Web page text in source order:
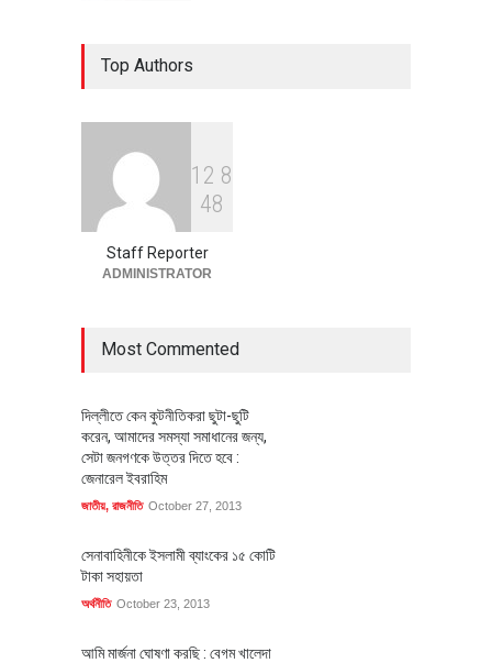
বৈশ্বিক প্রতিযোগিতা সক্ষমতা বাড়াতে
পোশাক শিল্পে নতুন উদ্যোগ
Top Authors
1 2 8
48
Staff Reporter
ADMINISTRATOR
Most Commented
দিল্লীতে কেন কুটনীতিকরা ছুটা-ছুটি
করেন, আমাদের সমস্যা সমাধানের জন্য,
সেটা জনগণকে উত্তর দিতে হবে :
জেনারেল ইবরাহিম
জাতীয়, রাজনীতি October 27, 2013
সেনাবাহিনীকে ইসলামী ব্যাংকের ১৫ কোটি
টাকা সহায়তা
অর্থনীতি October 23, 2013
আমি মার্জনা ঘোষণা করছি : বেগম খালেদা